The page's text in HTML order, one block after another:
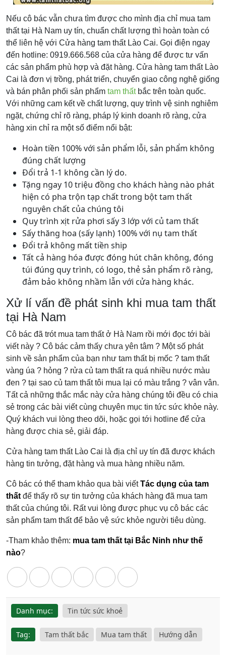
Nếu cô bác vẫn chưa tìm được cho mình địa chỉ mua tam
thất tại Hà Nam uy tín, chuẩn chất lượng thì hoàn toàn có
thể liên hệ với Cửa hàng tam thất Lào Cai. Gọi điện ngay
đến hotline: 0919.666.568 của cửa hàng để được tư vấn
các sản phẩm phù hợp và đặt hàng. Cửa hàng tam thất Lào
Cai là đơn vị trồng, phát triển, chuyển giao công nghệ giống
và bán phân phối sản phẩm tam thấtbắc trên toàn quốc.
Với những cam kết về chất lượng, quy trình vệ sinh nghiêm
ngặt, chứng chỉ rõ ràng, pháp lý kinh doanh rõ ràng, cửa
hàng xin chỉ ra một số điểm nổi bật:
Hoàn tiền 100% với sản phẩm lỗi, sản phẩm không
đúng chất lượng
Đổi trả 1-1 không cần lý do.
Tặng ngay 10 triệu đồng cho khách hàng nào phát
hiện có pha trộn tạp chất trong bột tam thất
nguyên chất của chúng tôi
Quy trình xịt rửa phơi sấy 3 lớp với củ tam thất
Sấy thăng hoa (sấy lạnh) 100% với nụ tam thất
Đổi trả không mất tiền ship
Tất cả hàng hóa được đóng hút chân không, đóng
túi đúng quy trình, có logo, thẻ sản phẩm rõ ràng,
đảm bảo không nhầm lẫn với cửa hàng khác.
Xử lí vấn đề phát sinh khi mua tam thất
tại Hà Nam
Cô bác đã trót mua tam thất ở Hà Nam rồi mới đọc tới bài
viết này ? Cô bác cảm thấy chưa yên tâm ? Một số phát
sinh về sản phẩm của bạn như tam thất bị mốc ? tam thất
vàng úa ? hỏng ? rửa củ tam thất ra quá nhiều nước màu
đen ? tại sao củ tam thất tôi mua lại có màu trắng ? vân vân.
Tất cả những thắc mắc này cửa hàng chúng tôi đều có chia
sẻ trong các bài viết cùng chuyên mục tin tức sức khỏe này.
Quý khách vui lòng theo dõi, hoặc gọi tới hotline để cửa
hàng được chia sẻ, giải đáp.
Cửa hàng tam thất Lào Cai là địa chỉ uy tín đã được khách
hàng tin tưởng, đặt hàng và mua hàng nhiều năm.
Cô bác có thể tham khảo qua bài viếtTác dụng của tam
thất để thấy rõ sự tin tưởng của khách hàng đã mua tam
thất của chúng tôi. Rất vui lòng được phục vụ cô bác các
sản phẩm tam thất để bảo vệ sức khỏe người tiêu dùng.
-Tham khảo thêm: mua tam thất tại Bắc Ninh như thế
nào?
Danh mục: Tin tức sức khoẻ
Tag: Tam thất bắc Mua tam thất Hướng dẫn